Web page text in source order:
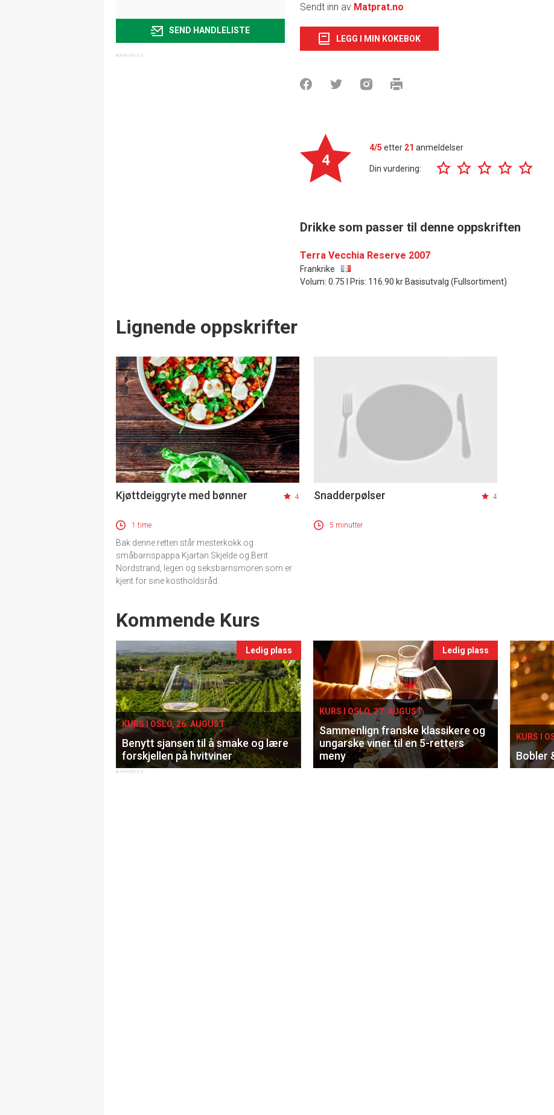
SEND HANDLELISTE
Sendt inn av Matprat.no
LEGG I MIN KOKEBOK
4
4/5 etter 21 anmeldelser
Din vurdering:
Drikke som passer til denne oppskriften
Terra Vecchia Reserve 2007
Frankrike
Volum: 0.75 l Pris: 116.90 kr Basisutvalg (Fullsortiment)
Lignende oppskrifter
Kjøttdeiggryte med bønner 4
1 time
Bak denne retten står mesterkokk og
småbarnspappa Kjartan Skjelde og Berit
Nordstrand, legen og seksbarnsmoren som er
kjent for sine kostholdsråd.
Snadderpølser 4
5 minutter
Events
Kommende Kurs
Ledig plass
KURS I OSLO, 26. AUGUST
Benytt sjansen til å smake og lære
forskjellen på hvitviner
Ledig plass
KURS I OSLO, 27. AUGUST
Sammenlign franske klassikere og
ungarske viner til en 5-retters
meny
KURS I
Bobler